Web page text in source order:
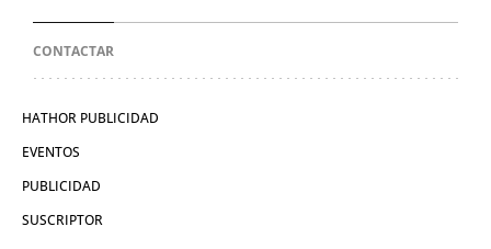
CONTACTAR
HATHOR PUBLICIDAD
EVENTOS
PUBLICIDAD
SUSCRIPTOR